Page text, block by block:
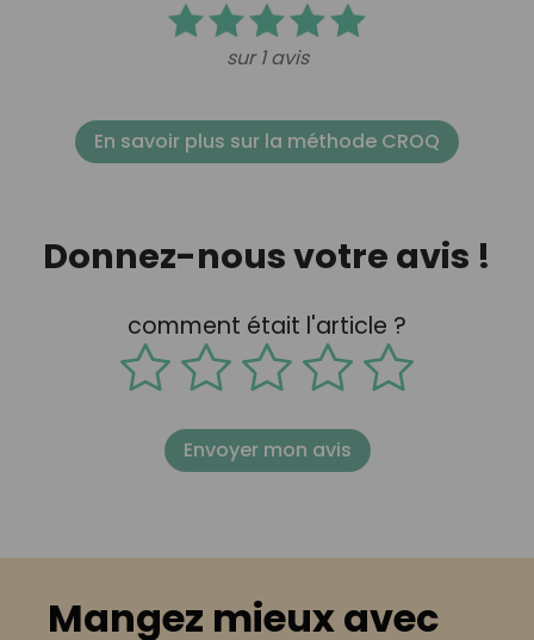
sur 1 avis
En savoir plus sur la méthode CROQ
Donnez-nous votre avis !
comment était l'article ?
Envoyer mon avis
Mangez mieux avec